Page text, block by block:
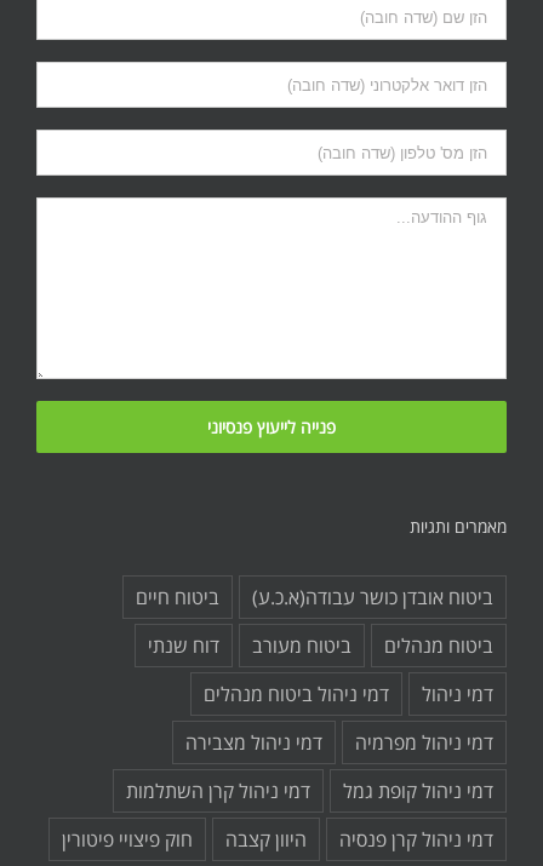
מאמרים ותגיות
ביטוח אובדן כושר עבודה(א.כ.ע)
ביטוח חיים
ביטוח מנהלים
ביטוח מעורב
דוח שנתי
דמי ניהול
דמי ניהול ביטוח מנהלים
דמי ניהול מפרמיה
דמי ניהול מצבירה
דמי ניהול קופת גמל
דמי ניהול קרן השתלמות
דמי ניהול קרן פנסיה
היוון קצבה
חוק פיצויי פיטורין